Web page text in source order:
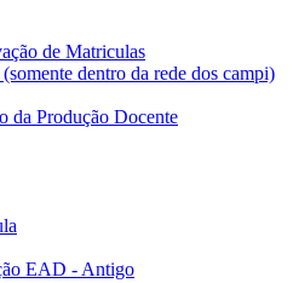
de Matriculas
dentro da rede dos campi)
da Produção Docente
EAD - Antigo